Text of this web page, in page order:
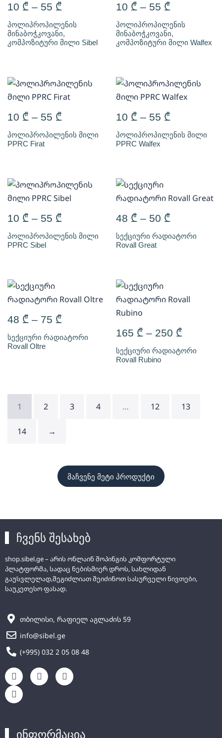
10 ₾ – 55 ₾
პოლიპროპილენის
მინაბოჭკოვანი,
კომპოზიტური მილი Sibel
10 ₾ – 55 ₾
პოლიპროპილენის
მინაბოჭკოვანი,
კომპოზიტური მილი Walfex
10 ₾ – 55 ₾
პოლიპროპილენის მილი
PPRC Firat
10 ₾ – 55 ₾
პოლიპროპილენის მილი
PPRC Walfex
10 ₾ – 55 ₾
პოლიპროპილენის მილი
PPRC Sibel
48 ₾ – 50 ₾
სექციური რადიატორი
Rovall Great
48 ₾ – 75 ₾
სექციური რადიატორი
Rovall Oltre
165 ₾ – 250 ₾
სექციური რადიატორი
Rovall Rubino
1 2 3 4 … 12 13
14 →
მაჩვენე მეტი პროდუქტი
ჩვენს შესახებ
shop.sibel.ge – არის ონლაინ შოპინგის კომფორტული
პლატფორმა, სადაც ნებისმიერ დროს, სახლიდან
გაუსვლელად,შეგიძლიათ შეიძინოთ სასურველი ნივთები,
საუკეთესო ფასად.
თბილისი, რაფიელ აგლაძის 59
info@sibel.ge
(+995) 032 2 05 08 48
ინფორმაცია